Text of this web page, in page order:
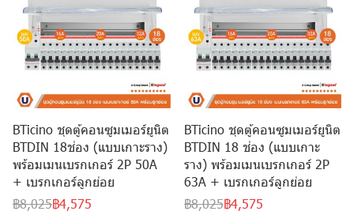
BTicino ชุดตู้คอนซูมเมอร์ยูนิต
BTDIN 18ช่อง (แบบเกาะราง)
พร้อมเมนเบรกเกอร์ 2P 50A
+ เบรกเกอร์ลูกย่อย
฿8,025฿4,575
BTicino ชุดตู้คอนซูมเมอร์ยูนิต
BTDIN 18 ช่อง (แบบเกาะ
ราง) พร้อมเมนเบรกเกอร์ 2P
63A + เบรกเกอร์ลูกย่อย
฿8,025฿4,575